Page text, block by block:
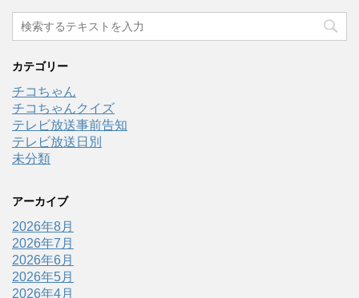
カテゴリー
チコちゃん
チコちゃんクイズ
テレビ放送事前告知
テレビ放送日別
未分類
アーカイブ
2026年8月
2026年7月
2026年6月
2026年5月
2026年4月